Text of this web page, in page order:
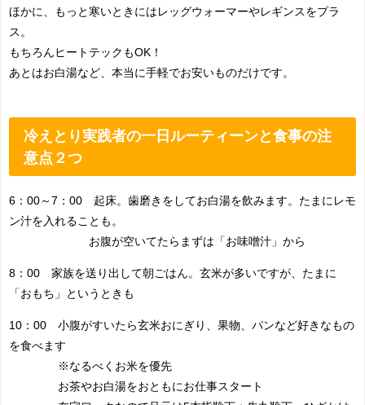
ほかに、もっと寒いときにはレッグウォーマーやレギンスをプラ
ス。
もちろんヒートテックもOK！
あとはお白湯など、本当に手軽でお安いものだけです。
冷えとり実践者の一日ルーティーンと食事の注
意点２つ
6：00～7：00 起床。歯磨きをしてお白湯を飲みます。たまにレモ
ン汁を入れることも。
お腹が空いてたらまずは「お味噌汁」から
8：00 家族を送り出して朝ごはん。玄米が多いですが、たまに
「おもち」というときも
10：00 小腹がすいたら玄米おにぎり、果物、パンなど好きなもの
を食べます
※なるべくお米を優先
お茶やお白湯をおともにお仕事スタート